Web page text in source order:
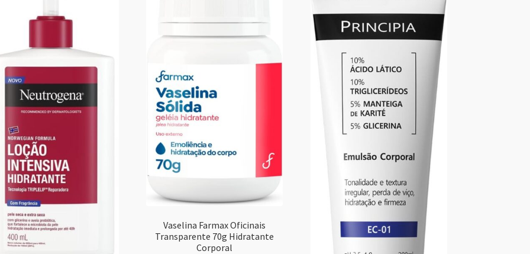
Vaselina Farmax Oficinais
Transparente 70g Hidratante
Corporal